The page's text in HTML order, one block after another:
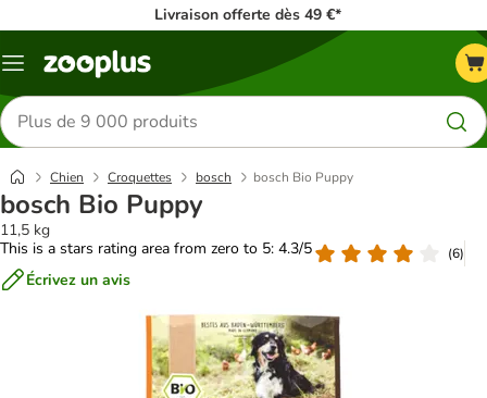
Livraison offerte dès 49 €*
Menu
Rechercher
des
produits
Chien Croquettes bosch bosch Bio Puppy
bosch Bio Puppy
11,5 kg
This is a stars rating area from zero to 5: 4.3/5
(6)
Écrivez un avis